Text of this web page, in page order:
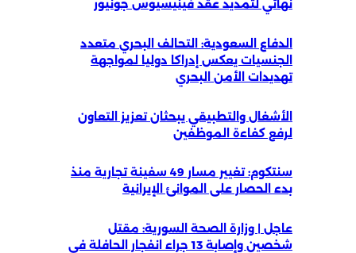
نهائي لتمديد عقد فينيسيوس جونيور
الدفاع السعودية: التحالف البحري متعدد
الجنسيات يعكس إدراكا دوليا لمواجهة
تهديدات الأمن البحري
الأشغال والتطبيقي يبحثان تعزيز التعاون
لرفع كفاءة الموظفين
سنتكوم: تغيير مسار 49 سفينة تجارية منذ
بدء الحصار على الموانئ الإيرانية
عاجل | وزارة الصحة السورية: مقتل
شخصين وإصابة 13 جراء انفجار الحافلة في